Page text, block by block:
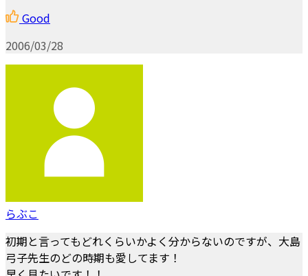
Good
2006/03/28
らぶこ
初期と言ってもどれくらいかよく分からないのですが、大島
弓子先生のどの時期も愛してます！